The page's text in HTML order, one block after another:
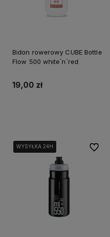
Bidon rowerowy CUBE Bottle
Flow 500 white´n´red
19,00 zł
WYSYŁKA 24H
WYSYŁKA 24H
WYSYŁKA 24H
WYSYŁKA 24H Do